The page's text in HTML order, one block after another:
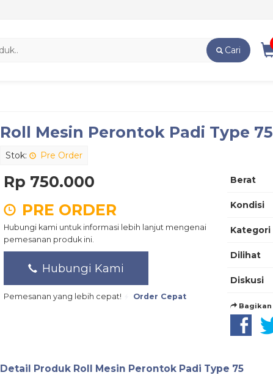
Cari
Roll Mesin Perontok Padi Type 75
Stok: Pre Order
Berat
Kondisi
Kategori
Dilihat
Diskusi
Bagikan
Rp 750.000
PRE ORDER
Hubungi kami untuk informasi lebih lanjut mengenai
pemesanan produk ini.
Hubungi Kami
Pemesanan yang lebih cepat! Order Cepat
Detail Produk Roll Mesin Perontok Padi Type 75